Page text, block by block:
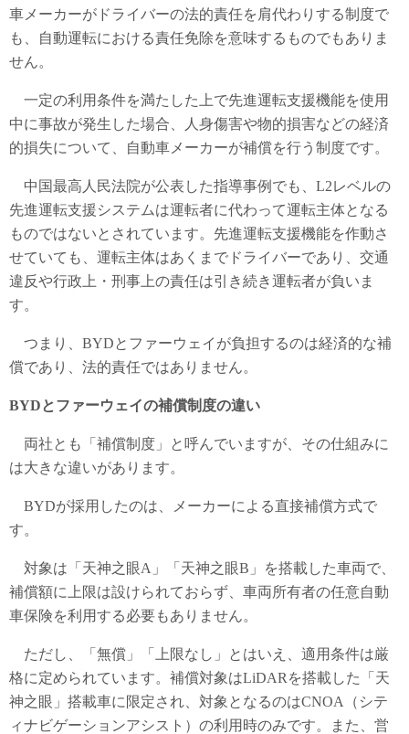
車メーカーがドライバーの法的責任を肩代わりする制度で
も、自動運転における責任免除を意味するものでもありま
せん。
一定の利用条件を満たした上で先進運転支援機能を使用
中に事故が発生した場合、人身傷害や物的損害などの経済
的損失について、自動車メーカーが補償を行う制度です。
中国最高人民法院が公表した指導事例でも、L2レベルの
先進運転支援システムは運転者に代わって運転主体となる
ものではないとされています。先進運転支援機能を作動さ
せていても、運転主体はあくまでドライバーであり、交通
違反や行政上・刑事上の責任は引き続き運転者が負いま
す。
つまり、BYDとファーウェイが負担するのは経済的な補
償であり、法的責任ではありません。
BYDとファーウェイの補償制度の違い
両社とも「補償制度」と呼んでいますが、その仕組みに
は大きな違いがあります。
BYDが採用したのは、メーカーによる直接補償方式で
す。
対象は「天神之眼A」「天神之眼B」を搭載した車両で、
補償額に上限は設けられておらず、車両所有者の任意自動
車保険を利用する必要もありません。
ただし、「無償」「上限なし」とはいえ、適用条件は厳
格に定められています。補償対象はLiDARを搭載した「天
神之眼」搭載車に限定され、対象となるのはCNOA（シテ
ィナビゲーションアシスト）の利用時のみです。また、営